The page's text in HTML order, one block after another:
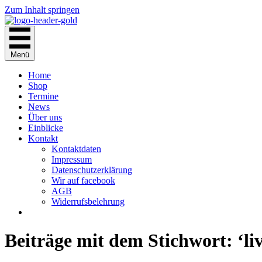
Zum Inhalt springen
Menü
Home
Shop
Termine
News
Über uns
Einblicke
Kontakt
Kontaktdaten
Impressum
Datenschutzerklärung
Wir auf facebook
AGB
Widerrufsbelehrung
Beiträge mit dem Stichwort: